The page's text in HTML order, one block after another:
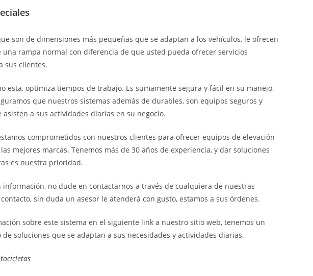
son de dimensiones más pequeñas que se adaptan a los vehículos, le ofrecen
una rampa normal con diferencia de que usted pueda ofrecer servicios
sus clientes.
esta, optimiza tiempos de trabajo. Es sumamente segura y fácil en su manejo,
que nuestros sistemas además de durables, son equipos seguros y
asisten a sus actividades diarias en su negocio.
comprometidos con nuestros clientes para ofrecer equipos de elevación
mejores marcas. Tenemos más de 30 años de experiencia, y dar soluciones
es nuestra prioridad.
información, no dude en contactarnos a través de cualquiera de nuestras
sin duda un asesor le atenderá con gusto, estamos a sus órdenes.
sobre este sistema en el siguiente link a nuestro sitio web, tenemos un
soluciones que se adaptan a sus necesidades y actividades diarias.